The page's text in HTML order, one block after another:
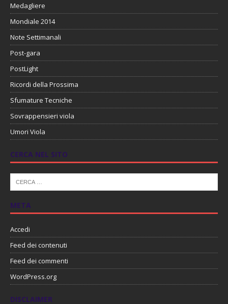
Medagliere
Mondiale 2014
Note Settimanali
Post-gara
PostLight
Ricordi della Prossima
Sfumature Tecniche
Sovrappensieri viola
Umori Viola
CERCA NEL SITO
META
Accedi
Feed dei contenuti
Feed dei commenti
WordPress.org
DISCLAIMER